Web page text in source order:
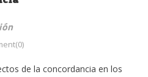
de la concordancia en los